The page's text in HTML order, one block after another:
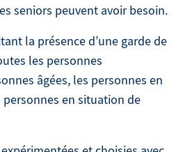
seniors peuvent avoir besoin.
la présence d’une garde de
les personnes
âgées, les personnes en
personnes en situation de